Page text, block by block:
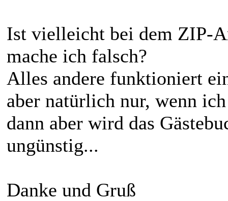
Ist vielleicht bei dem ZIP-
mache ich falsch?
Alles andere funktioniert
aber natürlich nur, wenn
dann aber wird das
ungünstig...
Danke und Gruß